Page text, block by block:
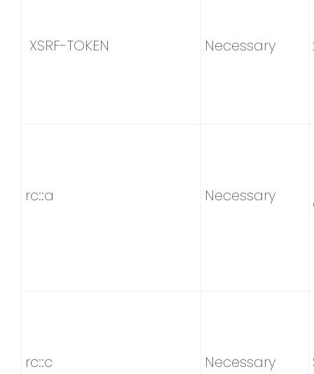
XSRF-TOKEN Necessary
rc::a Necessary
rc::c Necessary